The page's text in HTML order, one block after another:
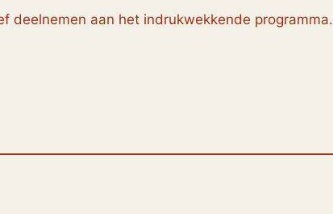
deelnemen aan het indrukwekkende programma.